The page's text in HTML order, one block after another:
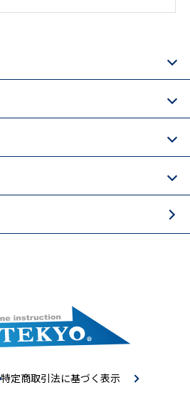
特定商取引法に基づく表示